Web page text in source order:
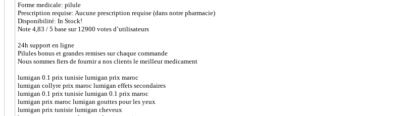
Forme medicale: pilule
Prescription requise: Aucune prescription requise (dans notre pharmacie)
Disponibilité: In Stock!
Note 4,83 / 5 base sur 12900 votes d’utilisateurs
24h support en ligne
Pilules bonus et grandes remises sur chaque commande
Nous sommes fiers de fournir a nos clients le meilleur medicament
lumigan 0.1 prix tunisie lumigan prix maroc
lumigan collyre prix maroc lumigan effets secondaires
lumigan 0.1 prix tunisie lumigan 0.1 prix maroc
lumigan prix maroc lumigan gouttes pour les yeux
lumigan prix tunisie lumigan cheveux